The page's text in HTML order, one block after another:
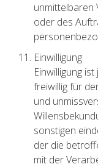
unmittelbaren
oder des
Einwilligung
Einwilligung
freiwillig für
und
sonstigen
der die
mit der